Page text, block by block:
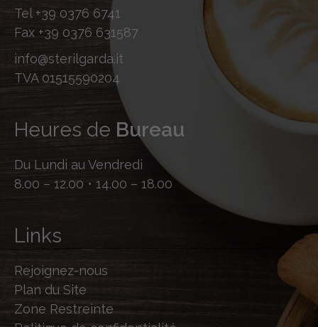
Tel +39 0376 6741
Fax +39 0376 631587
info@sterilgarda.it
TVA 01515590204
Heures de Bureau
Du Lundi au Vendredi
8.00 – 12.00 • 14.00 – 18.00
Links
Rejoignez-nous
Plan du Site
Zone Restreinte